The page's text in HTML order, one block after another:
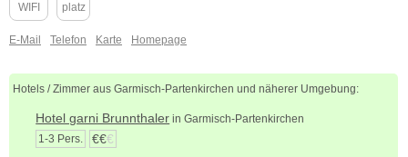
WIFI
platz
E-Mail Telefon Karte Homepage
Hotels / Zimmer aus Garmisch-Partenkirchen und näherer Umgebung:
Hotel garni Brunnthaler in Garmisch-Partenkirchen
1-3 Pers.
€€€